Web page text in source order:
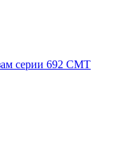
серии 692 CMT